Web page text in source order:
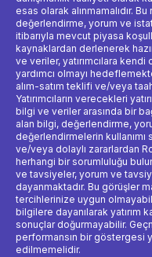
esas olarak alınmamalıdır.
değerlendirme, yorum ve
itibarıyla mevcut piyasa
kaynaklardan derlenerek
ve veriler, yatırımcılara kendi
yardımcı olmayı
alım-satım teklifi ve/veya
Yatırımcıların verecekleri
bilgi ve veriler arasında bir
alan bilgi, değerlendirme,
değerlendirmelerin
ve/veya dolaylı zararlardan
herhangi bir sorumluluğu
ve tavsiyeler, yorum ve
dayanmaktadır. Bu görüşler
tercihlerinize uygun
bilgilere dayanılarak yatırım
sonuçlar doğurmayabilir.
performansın bir göstergesi
edilmemelidir.